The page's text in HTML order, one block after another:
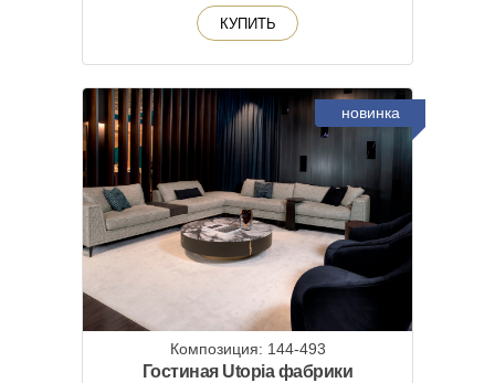
КУПИТЬ
новинка
Композиция: 144-493
Гостиная Utopia фабрики